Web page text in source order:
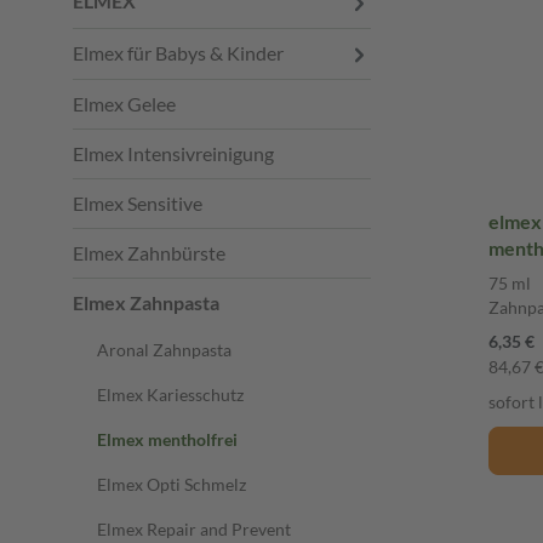
Elmex für Babys & Kinder
Elmex Gelee
Elmex Intensivreinigung
Elmex Sensitive
Elmex Zahnbürste
Elmex Zahnpasta
Aronal Zahnpasta
Elmex Kariesschutz
Elmex mentholfrei
Elmex Opti Schmelz
Elmex Repair and Prevent
75 ml
6,35 €
84,67
sofort